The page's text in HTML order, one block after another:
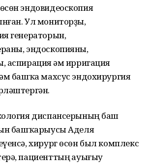
эндовидеоскопия
Ул мониторҙы,
генераторын,
эндоскопияны,
аспирация һәм ирригация
башҡа махсус эндохирургия
диспансерының баш
башҡарыусы Аделя
хирург өсөн был комплекс
пациенттың һауығыу